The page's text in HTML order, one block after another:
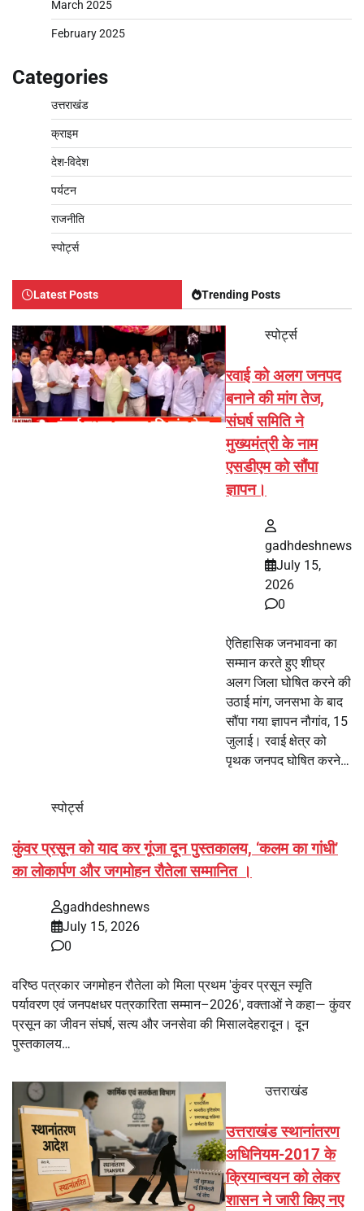
March 2025
February 2025
Categories
उत्तराखंड
क्राइम
देश-विदेश
पर्यटन
राजनीति
स्पोर्ट्स
Latest Posts Trending Posts
स्पोर्ट्स
रवाई को अलग जनपद
बनाने की मांग तेज,
संघर्ष समिति ने
मुख्यमंत्री के नाम
एसडीएम को सौंपा
ज्ञापन।
gadhdeshnews
July 15,
2026
0
ऐतिहासिक जनभावना का
सम्मान करते हुए शीघ्र
अलग जिला घोषित करने की
उठाई मांग, जनसभा के बाद
सौंपा गया ज्ञापन नौगांव, 15
जुलाई। रवाई क्षेत्र को
पृथक जनपद घोषित करने…
स्पोर्ट्स
कुंवर प्रसून को याद कर गूंजा दून पुस्तकालय, ‘कलम का गांधी’
का लोकार्पण और जगमोहन रौतेला सम्मानित ।
gadhdeshnews
July 15, 2026
0
वरिष्ठ पत्रकार जगमोहन रौतेला को मिला प्रथम 'कुंवर प्रसून स्मृति
पर्यावरण एवं जनपक्षधर पत्रकारिता सम्मान–2026', वक्ताओं ने कहा— कुंवर
प्रसून का जीवन संघर्ष, सत्य और जनसेवा की मिसालदेहरादून। दून
पुस्तकालय…
उत्तराखंड
उत्तराखंड स्थानांतरण
अधिनियम-2017 के
क्रियान्वयन को लेकर
शासन ने जारी किए नए